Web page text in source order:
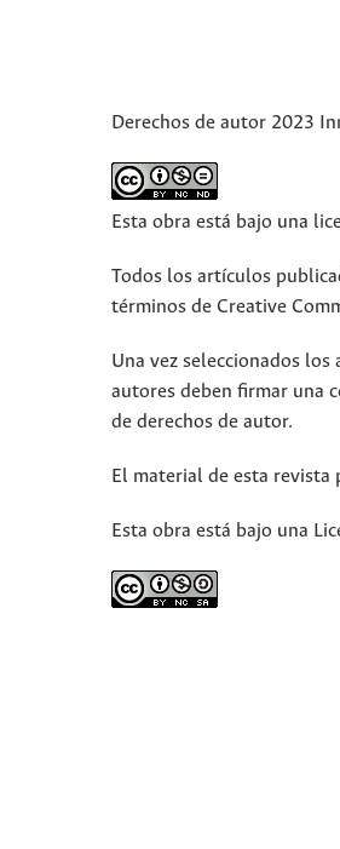
Derechos de autor 2023
Esta obra está bajo una
Todos los artículos
términos de Creative
Una vez seleccionados
autores deben firmar una
de derechos de autor.
El material de esta revista
Esta obra está bajo una